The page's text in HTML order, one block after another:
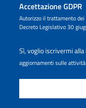
Accettazione GDPR
Autorizzo il trattamento
Decreto Legislativo 30
Sì, voglio iscrivermi
aggiornamenti sulle